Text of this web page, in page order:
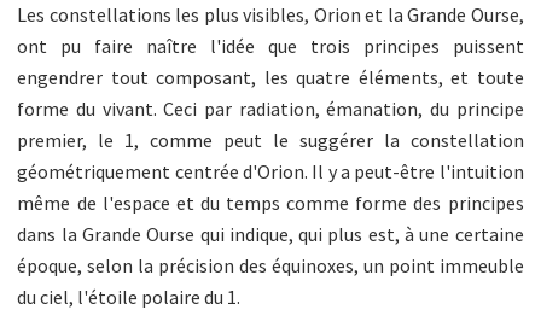
Les constellations les plus visibles, Orion et la Grande Ourse,
ont pu faire naître l'idée que trois principes puissent
engendrer tout composant, les quatre éléments, et toute
forme du vivant. Ceci par radiation, émanation, du principe
premier, le 1, comme peut le suggérer la constellation
géométriquement centrée d'Orion. Il y a peut-être l'intuition
même de l'espace et du temps comme forme des principes
dans la Grande Ourse qui indique, qui plus est, à une certaine
époque, selon la précision des équinoxes, un point immeuble
du ciel, l'étoile polaire du 1.